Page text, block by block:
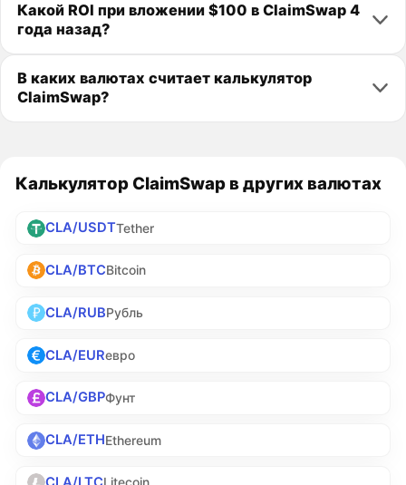
Какой ROI при вложении $100 в ClaimSwap 4
года назад?
В каких валютах считает калькулятор
ClaimSwap?
Калькулятор ClaimSwap в других валютах
CLA/USDTTether
CLA/BTCBitcoin
CLA/RUBРубль
CLA/EURевро
CLA/GBPФунт
CLA/ETHEthereum